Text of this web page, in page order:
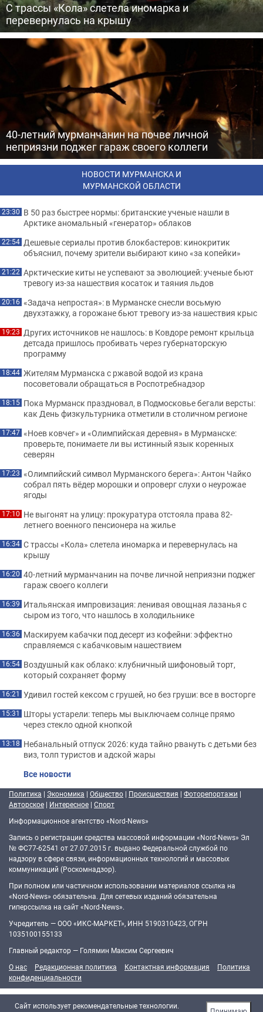
С трассы «Кола» слетела иномарка и
перевернулась на крышу
40-летний мурманчанин на почве личной
неприязни поджег гараж своего коллеги
НОВОСТИ МУРМАНСКА И
МУРМАНСКОЙ ОБЛАСТИ
23:30 В 50 раз быстрее нормы: британские ученые нашли в
Арктике аномальный «генератор» облаков
22:54 Дешевые сериалы против блокбастеров: кинокритик
объяснил, почему зрители выбирают кино «за копейки»
21:22 Арктические киты не успевают за эволюцией: ученые бьют
тревогу из-за нашествия косаток и таяния льдов
20:16 «Задача непростая»: в Мурманске снесли восьмую
двухэтажку, а горожане бьют тревогу из-за нашествия крыс
19:23 Других источников не нашлось: в Ковдоре ремонт крыльца
детсада пришлось пробивать через губернаторскую
программу
18:44 Жителям Мурманска с ржавой водой из крана
посоветовали обращаться в Роспотребнадзор
18:15 Пока Мурманск праздновал, в Подмосковье бегали версты:
как День физкультурника отметили в столичном регионе
17:47 «Ноев ковчег» и «Олимпийская деревня» в Мурманске:
проверьте, понимаете ли вы истинный язык коренных
северян
17:23 «Олимпийский символ Мурманского берега»: Антон Чайко
собрал пять вёдер морошки и опроверг слухи о неурожае
ягоды
17:10 Не выгонят на улицу: прокуратура отстояла права 82-
летнего военного пенсионера на жилье
16:34 С трассы «Кола» слетела иномарка и перевернулась на
крышу
16:20 40-летний мурманчанин на почве личной неприязни поджег
гараж своего коллеги
16:39 Итальянская импровизация: ленивая овощная лазанья с
сыром из того, что нашлось в холодильнике
16:36 Маскируем кабачки под десерт из кофейни: эффектно
справляемся с кабачковым нашествием
16:54 Воздушный как облако: клубничный шифоновый торт,
который сохраняет форму
16:21 Удивил гостей кексом с грушей, но без груши: все в восторге
15:31 Шторы устарели: теперь мы выключаем солнце прямо
через стекло одной кнопкой
13:18 Небанальный отпуск 2026: куда тайно рвануть с детьми без
виз, толп туристов и адской жары
Все новости
Политика | Экономика | Общество | Происшествия | Фоторепортажи |
Авторское | Интересное | Спорт
Информационное агентство «Nord-News»
Запись о регистрации средства массовой информации «Nord-News» Эл
№ ФС77-62541 от 27.07.2015 г. выдано Федеральной службой по
надзору в сфере связи, информационных технологий и массовых
коммуникаций (Роскомнадзор).
При полном или частичном использовании материалов ссылка на
«Nord-News» обязательна. Для сетевых изданий обязательна
гиперссылка на сайт «Nord-News».
Учредитель — ООО «ИКС-МАРКЕТ», ИНН 5190310423, ОГРН
1035100155133
Главный редактор — Голямин Максим Сергеевич
О нас
Редакционная политика Контактная информация
Политика
конфиденциальности
Cайт использует рекомендательные технологии.